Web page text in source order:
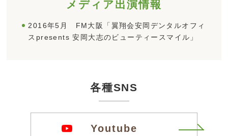
メディア出演情報
2016年5月 FM大阪「翼翔会安岡デンタルオフィ
スpresents 安岡大志のビューティースマイル」
各種SNS
Youtube